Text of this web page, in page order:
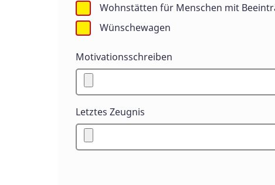
Wohnstätten für Menschen mit
Wünschewagen
Motivationsschreiben
Letztes Zeugnis